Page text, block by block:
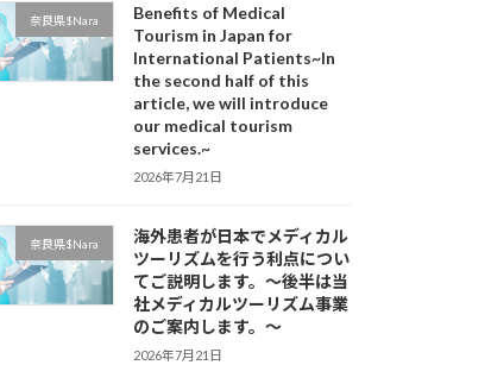
奈良県$Nara
Benefits of Medical
Tourism in Japan for
International Patients~In
the second half of this
article, we will introduce
our medical tourism
services.~
2026年7月21日
奈良県$Nara
海外患者が日本でメディカル
ツーリズムを行う利点につい
てご説明します。～後半は当
社メディカルツーリズム事業
のご案内します。～
2026年7月21日